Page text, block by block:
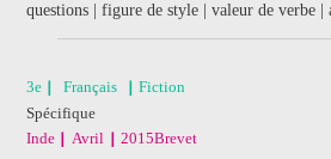
questions | figure de style | valeur de verbe
3e Français
Fiction
Spécifique
Inde
Avril 2015Brevet